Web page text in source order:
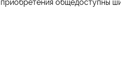
общедоступны